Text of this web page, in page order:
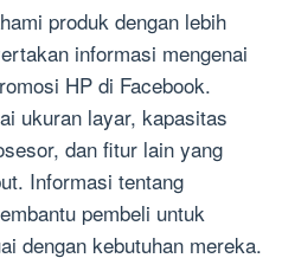
produk dengan lebih
informasi mengenai
HP di Facebook.
ukuran layar, kapasitas
dan fitur lain yang
Informasi tentang
pembeli untuk
dengan kebutuhan mereka.